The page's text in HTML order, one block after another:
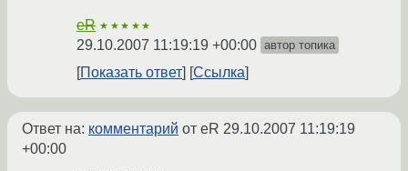
eR ★★★★★
29.10.2007 11:19:19 +00:00 автор топика
Показать ответ Ссылка
Ответ на: комментарий от eR 29.10.2007 11:19:19
+00:00